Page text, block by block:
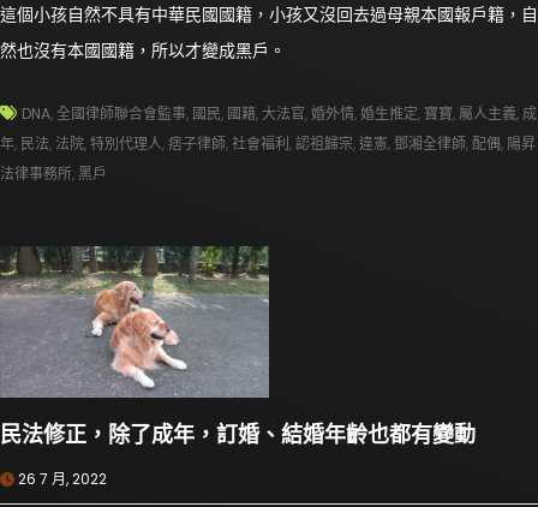
這個小孩自然不具有中華民國國籍，小孩又沒回去過母親本國報戶籍，自
然也沒有本國國籍，所以才變成黑戶。
DNA,全國律師聯合會監事, 國民, 國籍, 大法官,婚外情,婚生推定, 寶寶,屬人主義,成
年, 民法, 法院,特別代理人,痞子律師,社會福利,認祖歸宗,違憲, 鄧湘全律師, 配偶, 陽昇
法律事務所,黑戶
民法修正，除了成年，訂婚、結婚年齡也都有變動
26 7 月, 2022